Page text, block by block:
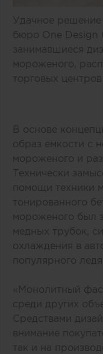
Удачное
бюро One Design
занимавшиеся
мороженого,
торговых
В основе
образ емкости с
мороженого и
Технически
помощи техники
тонированного
мороженого был
медных трубок,
охлаждения в
популярного
«Монолитный
среди других
Средствами
внимание
так и на